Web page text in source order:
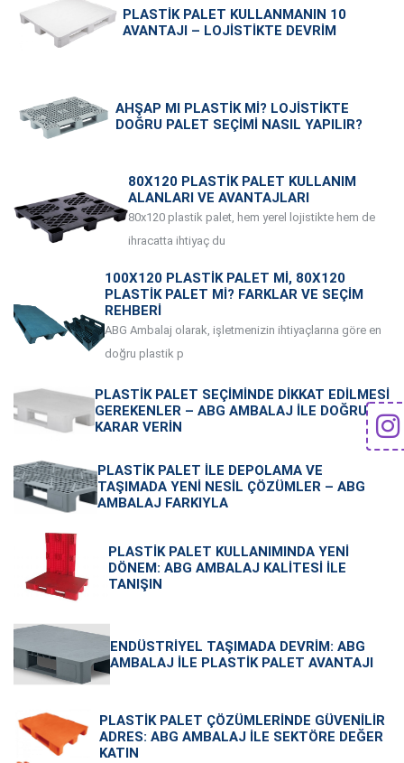
PLASTIK PALET KULLANMANIN 10
AVANTAJI – LOJISTIKTE DEVRIM
AHŞAP MI PLASTIK MI? LOJISTIKTE
DOĞRU PALET SEÇIMI NASIL YAPILIR?
80X120 PLASTIK PALET KULLANIM
ALANLARI VE AVANTAJLARI
80x120 plastik palet, hem yerel lojistikte hem de
ihracatta ihtiyaç du
100X120 PLASTIK PALET MI, 80X120
PLASTIK PALET MI? FARKLAR VE SEÇIM
REHBERI
ABG Ambalaj olarak, işletmenizin ihtiyaçlarına göre en
doğru plastik p
PLASTIK PALET SEÇIMINDE DIKKAT EDILMESI
GEREKENLER – ABG AMBALAJ ILE DOĞRU
KARAR VERIN
PLASTIK PALET ILE DEPOLAMA VE
TAŞIMADA YENI NESIL ÇÖZÜMLER – ABG
AMBALAJ FARKIYLA
PLASTIK PALET KULLANIMINDA YENI
DÖNEM: ABG AMBALAJ KALITESI ILE
TANIŞIN
ENDÜSTRIYEL TAŞIMADA DEVRIM: ABG
AMBALAJ ILE PLASTIK PALET AVANTAJI
PLASTIK PALET ÇÖZÜMLERINDE GÜVENILIR
ADRES: ABG AMBALAJ ILE SEKTÖRE DEĞER
KATIN